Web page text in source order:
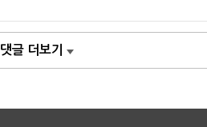
댓글 더보기